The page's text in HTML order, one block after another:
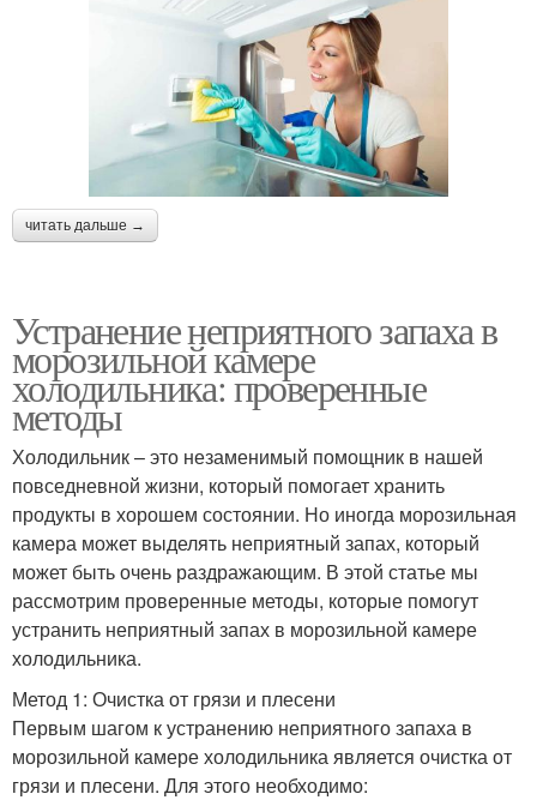
читать дальше →
Устранение неприятного запаха в
морозильной камере
холодильника: проверенные
методы
Холодильник – это незаменимый помощник в нашей
повседневной жизни, который помогает хранить
продукты в хорошем состоянии. Но иногда морозильная
камера может выделять неприятный запах, который
может быть очень раздражающим. В этой статье мы
рассмотрим проверенные методы, которые помогут
устранить неприятный запах в морозильной камере
холодильника.
Метод 1: Очистка от грязи и плесени
Первым шагом к устранению неприятного запаха в
морозильной камере холодильника является очистка от
грязи и плесени. Для этого необходимо: